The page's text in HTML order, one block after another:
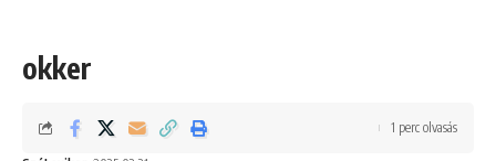
okker
1 perc olvasás